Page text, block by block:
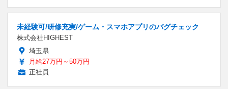
未経験可/研修充実/ゲーム・スマホアプリのバグチェック
株式会社HIGHEST
埼玉県
月給27万円～50万円
正社員